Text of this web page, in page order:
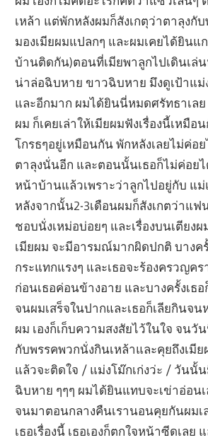
เหล้า แต่พักหลังผมก็สังเกตุว่าตาลุงกั
มองเมียผมแปลกๆ และผมเคยได้ยิน
บ้านติดกัน)ตอนที่เมียพาลูกไปเดินเล่
น่าล่อฉิบหาย ขาวฉิบหาย มึงดูเป้าแม่
และอีกมาก ผมได้ยินนี่หมดศรัทธาเลย
ผม ก็เคยเล่าให้เมียผมฟังเรื่องนี้เหมือ
โกรธๆอยู่เหมือนกัน พักหลังเลยไม่ค่อ
ตาลุงนั่นอีก และตอนนั้นเธอก็ไม่ค่อย
หน้าบ้านแล้วเพราะว่าลูกไปอยู่กับ แ
หลังจากนั้น2-3เดือนผมก็สังเกตว่าแ
ชอบนั่งเหม่อบ่อยๆ และเรื่องบนเตียงผ
เมียผม จะมีอารมณ์มากผิดปกติ บางค
กระแทกแรงๆ และเธอจะร้องครวญคร
ก่อนเธอค่อนข้างอาย และบางครั้งเธ
จนผมเสร็จในปากและเธอก็เลียกินจน
ผม เองก็เก็บความสงสัยไว้ในใจ จนวั
กับพรรคพวกนั่งกินเหล้าและคุยถึงเมี
แล้วจะติดใจ / แม่งโม๊กเก่งว่ะ / วันนั้
ฉิบหาย ๆๆๆ ผมได้ยินแทบจะเข่าอ่อนเ
จนมาตอนกลางคืนเรานอนคุยกันผมเ
เธอเรื่องนี้ เธอเองก็ตกใจหน้าซีดเลย